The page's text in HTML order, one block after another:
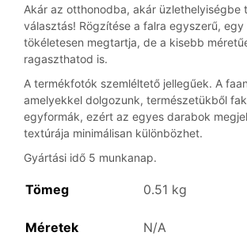
Akár az otthonodba, akár üzlethelyiségbe
választás! Rögzítése a falra egyszerű,
tökéletesen megtartja, de a kisebb
ragaszthatod is.
A termékfotók szemléltető jellegűek. A
amelyekkel dolgozunk, természetükből
egyformák, ezért az egyes darabok
textúrája minimálisan különbözhet.
Gyártási idő 5 munkanap.
Tömeg 0.51 kg
Méretek N/A